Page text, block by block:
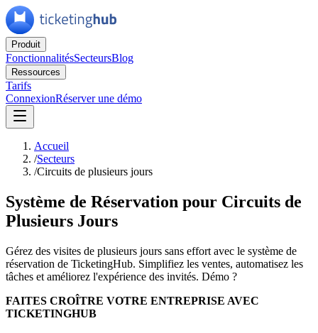
Produit
FonctionnalitésSecteursBlog
Ressources
Tarifs
ConnexionRéserver une démo
Accueil
/Secteurs
/Circuits de plusieurs jours
Système de Réservation pour Circuits de
Plusieurs Jours
Gérez des visites de plusieurs jours sans effort avec le système de
réservation de TicketingHub. Simplifiez les ventes, automatisez les
tâches et améliorez l'expérience des invités. Démo ?
FAITES CROÎTRE VOTRE ENTREPRISE AVEC
TICKETINGHUB